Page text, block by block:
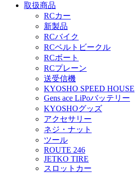
取扱商品
RCカー
新製品
RCバイク
RCベルトビークル
RCボート
RCプレーン
送受信機
KYOSHO SPEED HOUSE
Gens ace LiPoバッテリー
KYOSHOグッズ
アクセサリー
ネジ・ナット
ツール
ROUTE 246
JETKO TIRE
スロットカー